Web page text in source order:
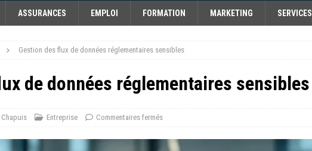
ASSURANCES EMPLOI FORMATION MARKETING SERVICES
Gestion des flux de données réglementaires sensibles
de données réglementaires sensibles
Chapuis Entreprise Commentaires fermés